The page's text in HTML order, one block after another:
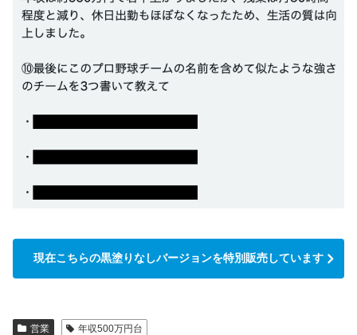
現在こちらの黒塗りなしバージョンを特別販売しています
営業 年収500万円台